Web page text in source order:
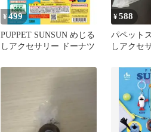
¥499
PUPPET SUNSUN めじる
しアクセサリー ドーナツ
¥588
パペット
しアクセ